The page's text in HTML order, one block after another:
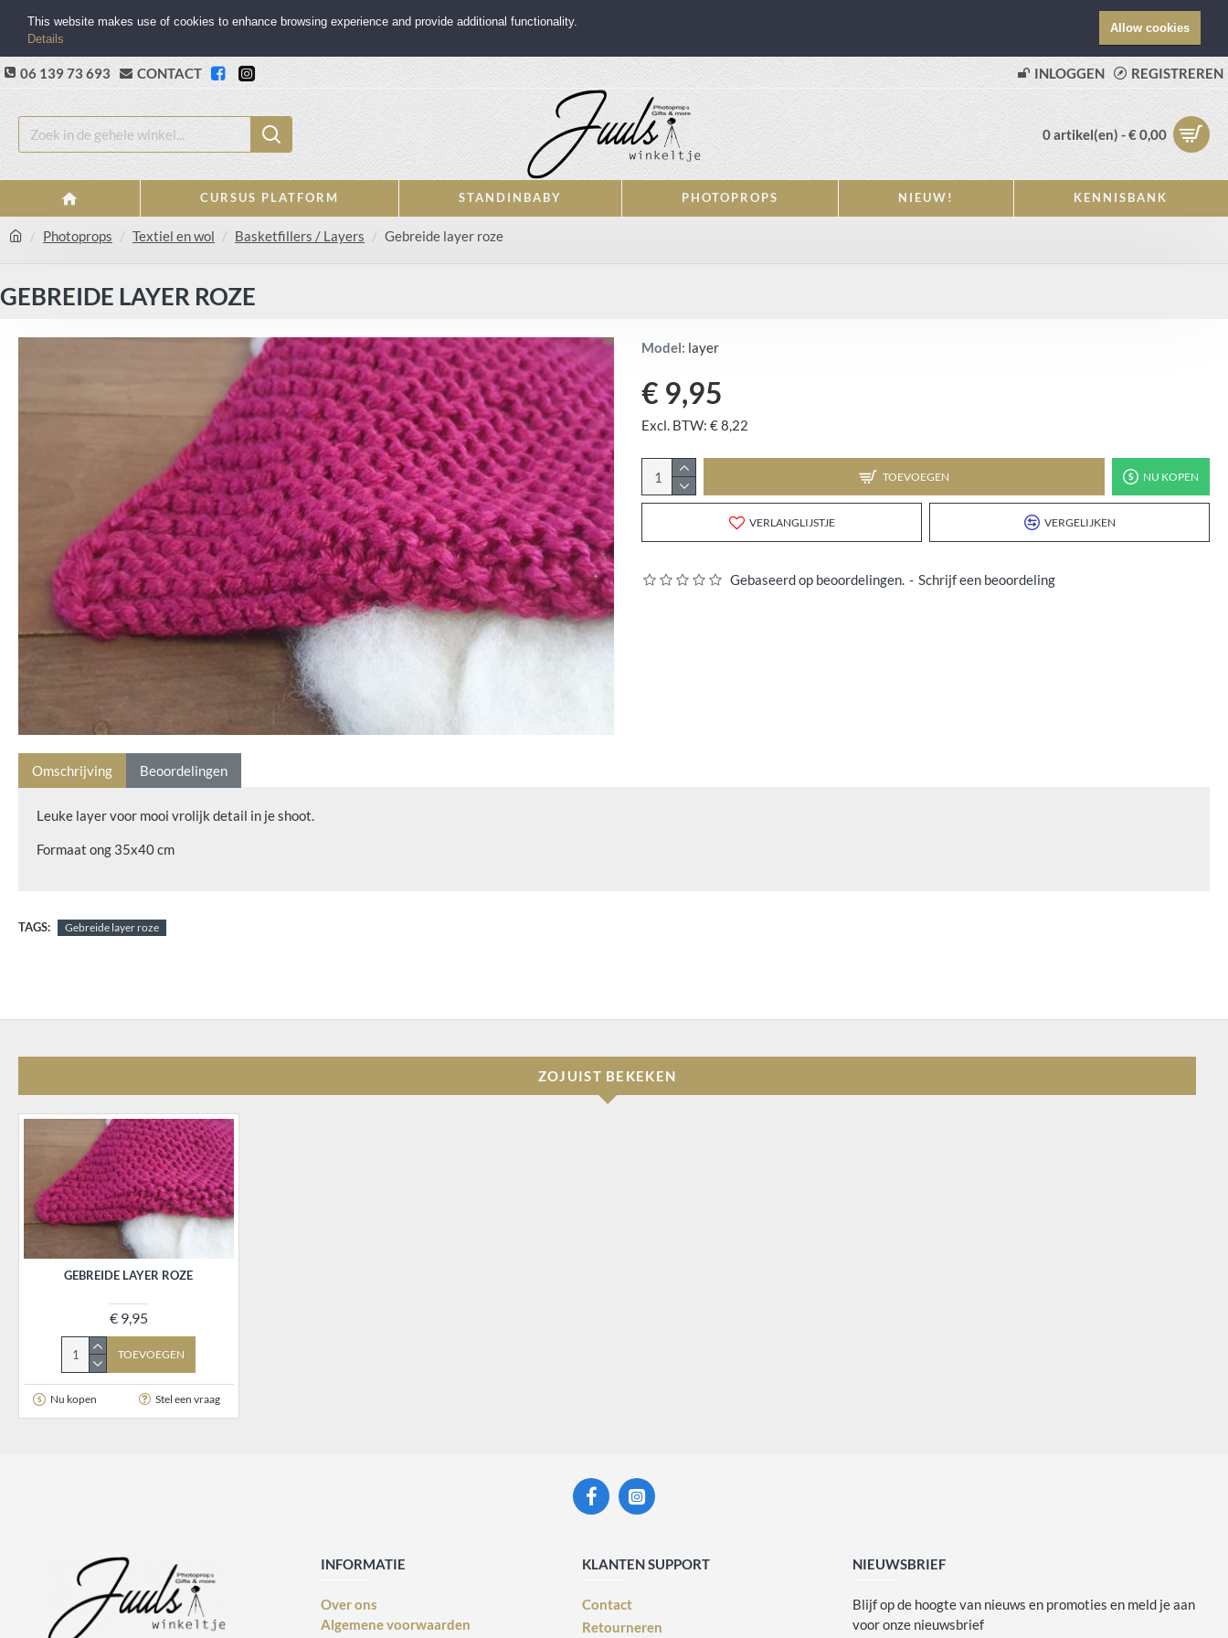
06 139 73 693 CONTACT INLOGGEN REGISTREREN
0 artikel(en) - € 0,00
CURSUS PLATFORM STANDINBABY PHOTOPROPS NIEUW! KENNISBANK
Photoprops Textiel en wol Basketfillers / Layers Gebreide layer roze
GEBREIDE LAYER ROZE
Model: layer
Gebaseerd op beoordelingen. - Schrijf een beoordeling
€ 9,95
Excl. BTW: € 8,22
TOEVOEGEN NU KOPEN
VERLANGLIJSTJE VERGELIJKEN
Omschrijving Beoordelingen
Leuke layer voor mooi vrolijk detail in je shoot.
Formaat ong 35x40 cm
TAGS: Gebreide layer roze
ZOJUIST BEKEKEN
GEBREIDE LAYER ROZE
€ 9,95
TOEVOEGEN
Nu kopen Stel een vraag
INFORMATIE
Over ons
Algemene voorwaarden
KLANTEN SUPPORT
Contact
Retourneren
NIEUWSBRIEF
Blijf op de hoogte van nieuws en promoties en meld je aan
voor onze nieuwsbrief
This website makes use of cookies to enhance browsing experience and provide additional functionality.
Details
Allow cookies